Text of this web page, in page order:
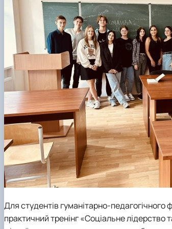
Для студентів гуманітарно-
практичний тренінг «Соціальне